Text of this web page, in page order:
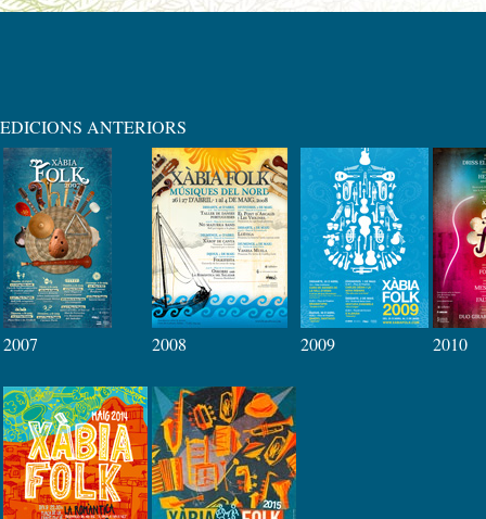
EDICIONS ANTERIORS
2007 2008 2009 2010